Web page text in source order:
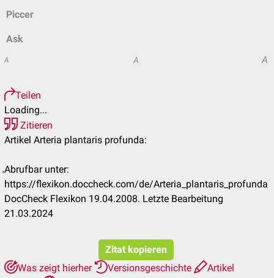
Piccer
Ask
A A A
Teilen
Loading...
Zitieren
Artikel Arteria plantaris profunda:
Abrufbar unter:
https://flexikon.doccheck.com/de/Arteria_plantaris_profunda
DocCheck Flexikon 19.04.2008. Letzte Bearbeitung
21.03.2024
Zitat kopieren
Was zeigt hierher
Versionsgeschichte
Artikel